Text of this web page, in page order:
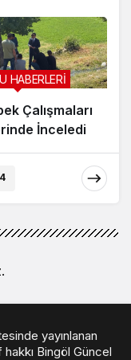
HABERLERİ
Çalışmaları
İnceledi
4
yayınlanan
Bingöl Güncel